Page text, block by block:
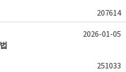
207614
251033
2026-01-05